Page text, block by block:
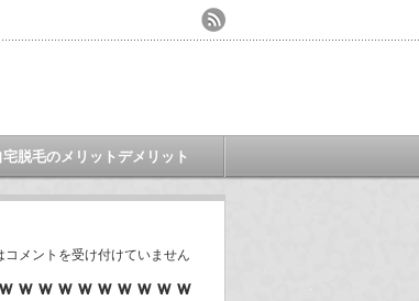
宅脱毛のメリットデメリット
コメントを受け付けていません
ｗｗｗｗｗｗｗｗｗ